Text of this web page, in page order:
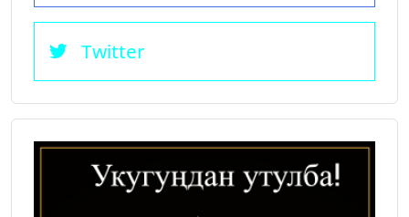
Twitter